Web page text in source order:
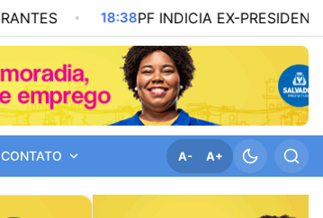
18:38PF INDICIA EX-PRESIDENTE DO INSS
CONTATO A- A+